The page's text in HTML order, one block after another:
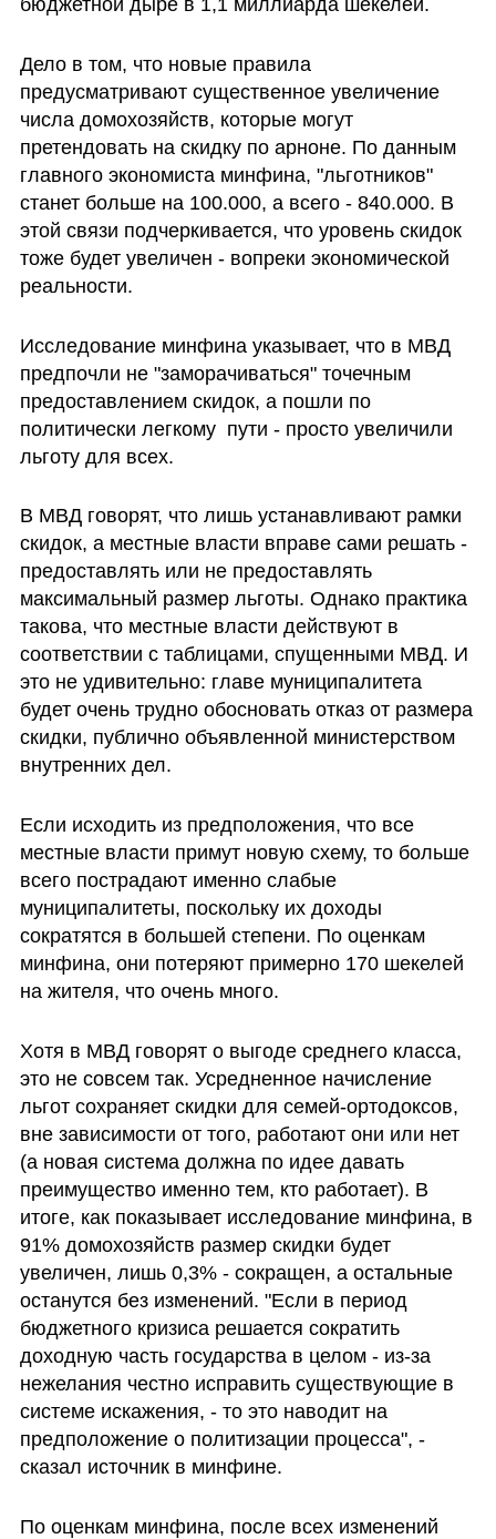
бюджетной дыре в 1,1 миллиарда шекелей.
Дело в том, что новые правила
предусматривают существенное увеличение
числа домохозяйств, которые могут
претендовать на скидку по арноне. По данным
главного экономиста минфина, "льготников"
станет больше на 100.000, а всего - 840.000. В
этой связи подчеркивается, что уровень скидок
тоже будет увеличен - вопреки экономической
реальности.
Исследование минфина указывает, что в МВД
предпочли не "заморачиваться" точечным
предоставлением скидок, а пошли по
политически легкому  пути - просто увеличили
льготу для всех.
В МВД говорят, что лишь устанавливают рамки
скидок, а местные власти вправе сами решать -
предоставлять или не предоставлять
максимальный размер льготы. Однако практика
такова, что местные власти действуют в
соответствии с таблицами, спущенными МВД. И
это не удивительно: главе муниципалитета
будет очень трудно обосновать отказ от размера
скидки, публично объявленной министерством
внутренних дел.
Если исходить из предположения, что все
местные власти примут новую схему, то больше
всего пострадают именно слабые
муниципалитеты, поскольку их доходы
сократятся в большей степени. По оценкам
минфина, они потеряют примерно 170 шекелей
на жителя, что очень много.
Хотя в МВД говорят о выгоде среднего класса,
это не совсем так. Усредненное начисление
льгот сохраняет скидки для семей-ортодоксов,
вне зависимости от того, работают они или нет
(а новая система должна по идее давать
преимущество именно тем, кто работает). В
итоге, как показывает исследование минфина, в
91% домохозяйств размер скидки будет
увеличен, лишь 0,3% - сокращен, а остальные
останутся без изменений. "Если в период
бюджетного кризиса решается сократить
доходную часть государства в целом - из-за
нежелания честно исправить существующие в
системе искажения, - то это наводит на
предположение о политизации процесса", -
сказал источник в минфине.
По оценкам минфина, после всех изменений